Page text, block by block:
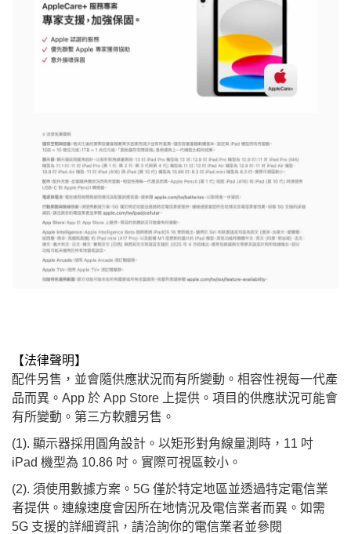
【法律聲明】
配件另售，並會隨供應狀況而有所變動。相容性視每一代產
品而異。App 於 App Store 上提供。項目的供應狀況可能會
有所變動。第三方軟體另售。
(1). 顯示器採用圓角設計。以矩形對角線量測時，11 吋
iPad 機型為 10.86 吋。實際可視區較小。
(2). 須使用數據方案。5G 僅於特定地區並透過特定電信業
者提供。連線速度會因所在地情況及電信業者而異。如需
5G 支援的詳細資訊，請洽詢你的電信業者並參閱